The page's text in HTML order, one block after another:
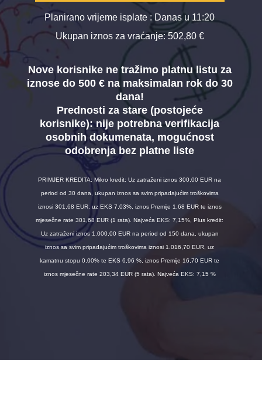
Planirano vrijeme isplate: Danas u 11:20
Ukupan iznos za vraćanje: 502,80 €
Nove korisnike ne tražimo platnu listu za
iznose do 500 € na maksimalan rok do 30
dana!
Prednosti za stare (postojeće
korisnike): nije potrebna verifikacija
osobnih dokumenata, mogućnost
odobrenja bez platne liste
PRIMJER KREDITA: Mikro kredit: Uz zatraženi iznos 300,00 EUR na
period od 30 dana, ukupan iznos sa svim pripadajućim troškovima
iznosi 301,68 EUR, uz EKS 7,03%, iznos Premije 1,68 EUR te iznos
mjesečne rate 301,68 EUR (1 rata). Najveća EKS: 7,15%, Plus kredit:
Uz zatraženi iznos 1.000,00 EUR na period od 150 dana, ukupan
iznos sa svim pripadajućim troškovima iznosi 1.016,70 EUR, uz
kamatnu stopu 0,00% te EKS 6,96 %, iznos Premije 16,70 EUR te
iznos mjesečne rate 203,34 EUR (5 rata). Najveća EKS: 7,15 %